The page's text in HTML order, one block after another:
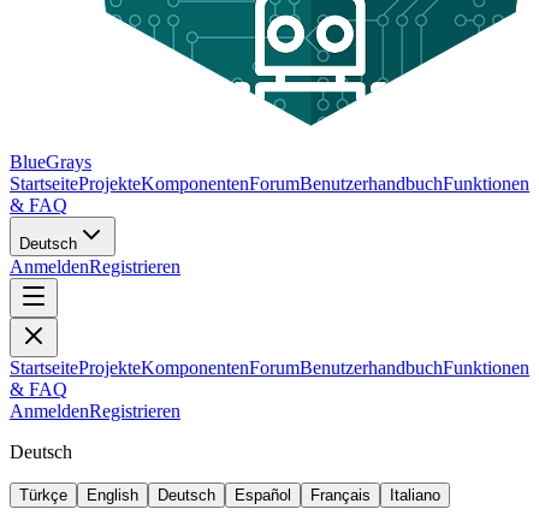
BlueGrays
StartseiteProjekteKomponentenForumBenutzerhandbuchFunktionen
& FAQ
Deutsch
AnmeldenRegistrieren
StartseiteProjekteKomponentenForumBenutzerhandbuchFunktionen
& FAQ
AnmeldenRegistrieren
Deutsch
Türkçe English Deutsch Español Français Italiano